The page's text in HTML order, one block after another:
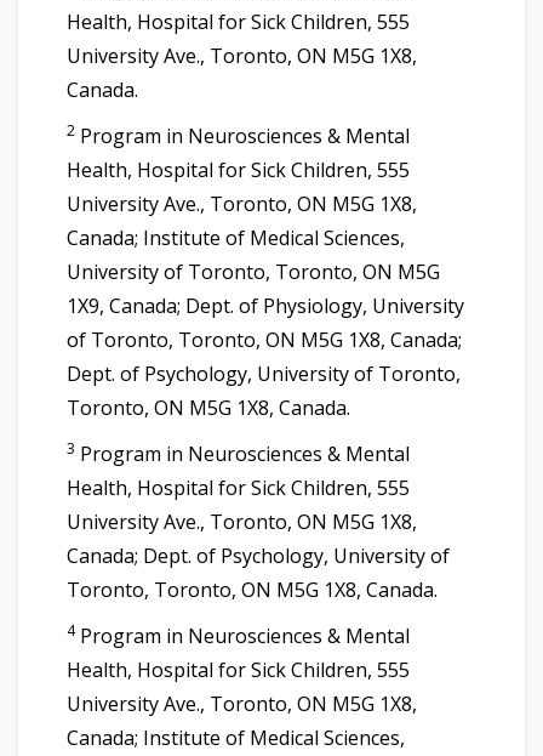
Health, Hospital for Sick Children, 555
University Ave., Toronto, ON M5G 1X8,
Canada.
2 Program in Neurosciences & Mental
Health, Hospital for Sick Children, 555
University Ave., Toronto, ON M5G 1X8,
Canada; Institute of Medical Sciences,
University of Toronto, Toronto, ON M5G
1X9, Canada; Dept. of Physiology, University
of Toronto, Toronto, ON M5G 1X8, Canada;
Dept. of Psychology, University of Toronto,
Toronto, ON M5G 1X8, Canada.
3 Program in Neurosciences & Mental
Health, Hospital for Sick Children, 555
University Ave., Toronto, ON M5G 1X8,
Canada; Dept. of Psychology, University of
Toronto, Toronto, ON M5G 1X8, Canada.
4Program in Neurosciences & Mental
Health, Hospital for Sick Children, 555
University Ave., Toronto, ON M5G 1X8,
Canada; Institute of Medical Sciences,